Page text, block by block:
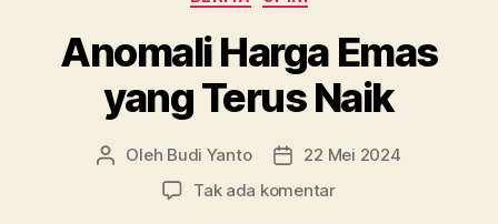
Anomali Harga Emas
yang Terus Naik
Penulis
Oleh Budi Yanto
Tanggal
22 Mei 2024
Tak ada komentarpada